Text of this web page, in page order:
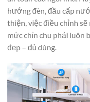
hướng đèn, đầu cấp
thiện, việc điều chỉnh sẽ
mức chỉn chu phải luôn
đẹp – đủ dùng.